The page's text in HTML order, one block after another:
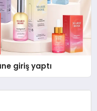
giriş yaptı